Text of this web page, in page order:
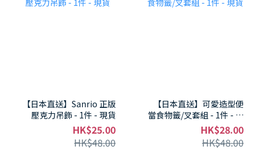
【日本直送】Sanrio 正版
壓克力吊飾 - 1件 - 現貨
HK$25.00
HK$48.00
【日本直送】可愛造型便
當食物籤/叉套組 - 1件 - 現
貨
HK$28.00
HK$48.00